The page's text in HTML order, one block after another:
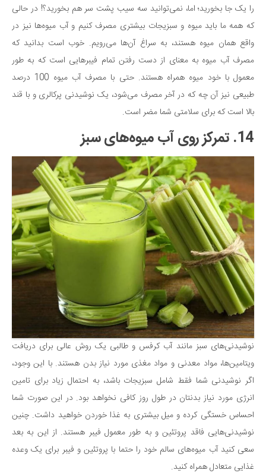
را یک جا بخورید؛ اما، نمی‌توانید سه سیب پشت سر هم بخورید؟! در حالی
که همه ما باید میوه و سبزیجات بیشتری مصرف کنیم و آب میوه‌ها نیز در
واقع همان میوه هستند، به سراغ آن‌ها می‌رویم. خوب است بدانید که
مصرف آب میوه به معنای از دست رفتن تمام فیبرهایی است که به طور
معمول با خود میوه همراه هستند. حتی با مصرف آب میوه 100 درصد
طبیعی نیز آن چه که در آخر مصرف می‌شود، یک نوشیدنی پرکالری و با قند
بالا است که برای سلامتی شما مضر است.
14. تمرکز روی آب میوه‌های سبز
نوشیدنی‌های سبز مانند آب کرفس و طالبی یک روش عالی برای دریافت
ویتامین‌ها، مواد معدنی و مواد مغذی مورد نیاز بدن هستند. با این وجود،
اگر نوشیدنی شما فقط شامل سبزیجات باشد، به احتمال زیاد برای تامین
انرژی مورد نیاز بدنتان در طول روز کافی نخواهد بود. در این صورت شما
احساس خستگی کرده و میل بیشتری به غذا خوردن خواهید داشت. چنین
نوشیدنی‌هایی فاقد پروتئین و به طور معمول فیبر هستند. از این به بعد
سعی کنید آب میوه‌های سالم خود را حتما با پروتئین و فیبر برای یک وعده
غذایی متعادل همراه کنید.